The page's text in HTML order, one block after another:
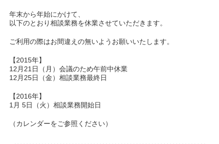
年末から年始にかけて、
以下のとおり相談業務を休業させていただきます。
ご利用の際はお間違えの無いようお願いいたします。
【2015年】
12月21日（月）会議のため午前中休業
12月25日（金）相談業務最終日
【2016年】
1月 5日（火）相談業務開始日
（カレンダーをご参照ください）